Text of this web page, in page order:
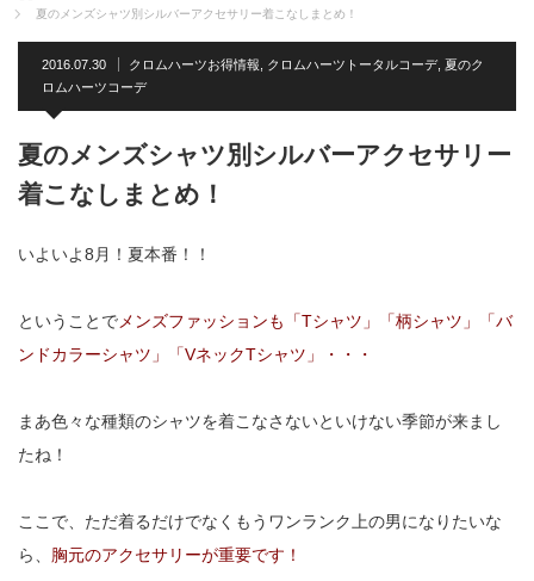
夏のメンズシャツ別シルバーアクセサリー着こなしまとめ！
2016.07.30 クロムハーツお得情報 クロムハーツトータルコーデ 夏のク
ロムハーツコーデ
夏のメンズシャツ別シルバーアクセサリー
着こなしまとめ！
いよいよ8月！夏本番！！
ということで メンズファッションも「Tシャツ」「柄シャツ」「バ
ンドカラーシャツ」「VネックTシャツ」・・・
まあ色々な種類のシャツを着こなさないといけない季節が来まし
たね！
ここで、ただ着るだけでなくもうワンランク上の男になりたいな
ら、 胸元のアクセサリーが重要です！